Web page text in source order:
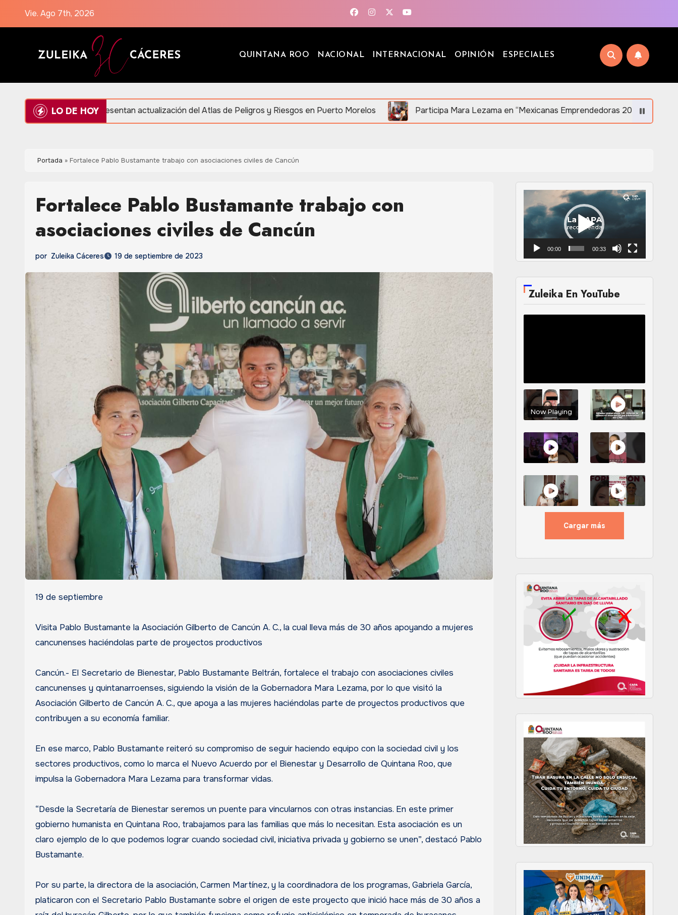
Vie. Ago 7th, 2026
QUINTANA ROO NACIONAL INTERNACIONAL OPINIÓN ESPECIALES
LO DE HOY
Presentan actualización del Atlas de Peligros y Riesgos en Puerto Morelos Participa Mara Lezama en “Mexicanas Emprendedoras 2026” en Orlando en apoyo
Portada » Fortalece Pablo Bustamante trabajo con asociaciones civiles de Cancún
Fortalece Pablo Bustamante trabajo con
asociaciones civiles de Cancún
por Zuleika Cáceres 19 de septiembre de 2023
19 de septiembre
Visita Pablo Bustamante la Asociación Gilberto de Cancún A. C., la cual lleva más de 30 años apoyando a mujeres
cancunenses haciéndolas parte de proyectos productivos
Cancún.- El Secretario de Bienestar, Pablo Bustamante Beltrán, fortalece el trabajo con asociaciones civiles
cancunenses y quintanarroenses, siguiendo la visión de la Gobernadora Mara Lezama, por lo que visitó la
Asociación Gilberto de Cancún A. C., que apoya a las mujeres haciéndolas parte de proyectos productivos que
contribuyen a su economía familiar.
En ese marco, Pablo Bustamante reiteró su compromiso de seguir haciendo equipo con la sociedad civil y los
sectores productivos, como lo marca el Nuevo Acuerdo por el Bienestar y Desarrollo de Quintana Roo, que
impulsa la Gobernadora Mara Lezama para transformar vidas.
“Desde la Secretaría de Bienestar seremos un puente para vincularnos con otras instancias. En este primer
gobierno humanista en Quintana Roo, trabajamos para las familias que más lo necesitan. Esta asociación es un
claro ejemplo de lo que podemos lograr cuando sociedad civil, iniciativa privada y gobierno se unen”, destacó Pablo
Bustamante.
Por su parte, la directora de la asociación, Carmen Martínez, y la coordinadora de los programas, Gabriela García,
platicaron con el Secretario Pablo Bustamante sobre el origen de este proyecto que inició hace más de 30 años a
Reproductor
de
vídeo
00:00 00:33
Zuleika En YouTube
Now Playing
Cargar más